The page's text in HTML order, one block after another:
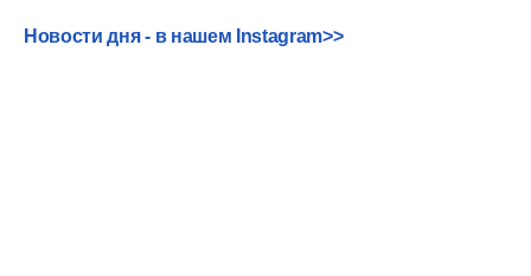
Новости дня - в нашем Instagram>>